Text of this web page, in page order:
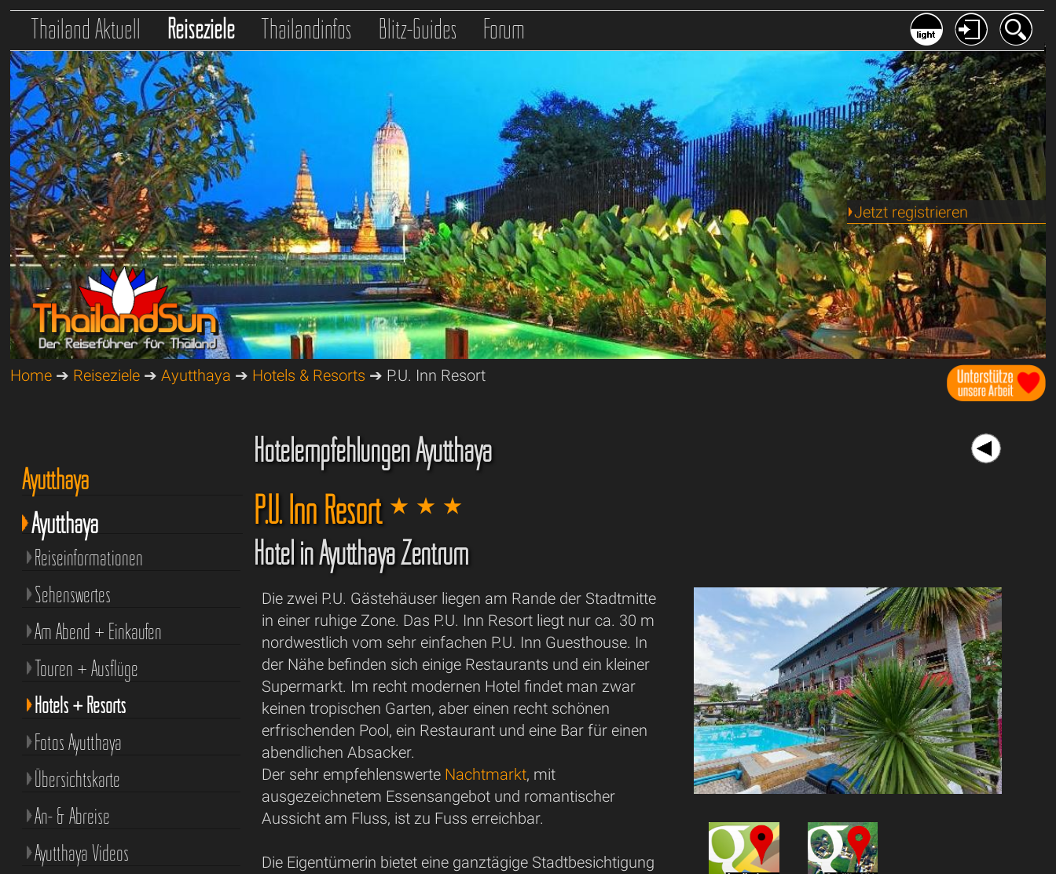
Thailand Aktuell Reiseziele Thailandinfos Blitz-Guides Forum
Jetzt registrieren
Home ➔ Reiseziele ➔Ayutthaya ➔ Hotels & Resorts ➔ P.U. Inn Resort
Hotelempfehlungen Ayutthaya
P.U. Inn Resort
Hotel in Ayutthaya Zentrum
Die zwei P.U. Gästehäuser liegen am Rande der Stadtmitte
in einer ruhige Zone. Das P.U. Inn Resort liegt nur ca. 30 m
nordwestlich vom sehr einfachen P.U. Inn Guesthouse. In
der Nähe befinden sich einige Restaurants und ein kleiner
Supermarkt. Im recht modernen Hotel findet man zwar
keinen tropischen Garten, aber einen recht schönen
erfrischenden Pool, ein Restaurant und eine Bar für einen
abendlichen Absacker.
Der sehr empfehlenswerte Nachtmarkt, mit
ausgezeichnetem Essensangebot und romantischer
Aussicht am Fluss, ist zu Fuss erreichbar.
Die Eigentümerin bietet eine ganztägige Stadtbesichtigung
Ayutthaya
Ayutthaya
Reiseinformationen
Sehenswertes
Am Abend + Einkaufen
Touren + Ausflüge
Hotels + Resorts
Fotos Ayutthaya
Übersichtskarte
An- & Abreise
Ayutthaya Videos